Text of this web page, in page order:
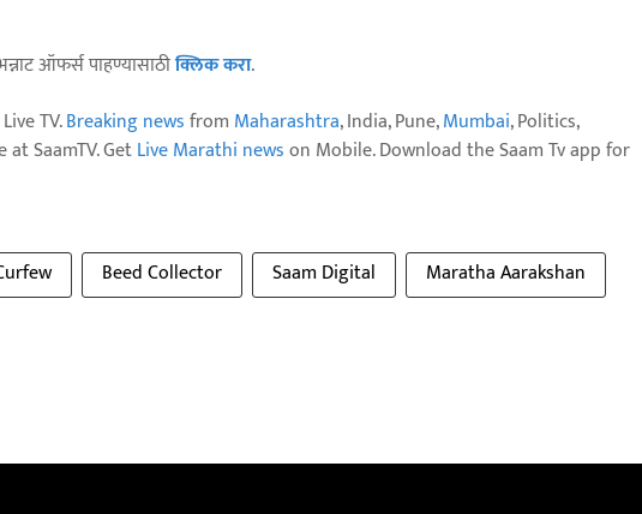
ऑफर्स पाहण्यासाठीक्लिक करा.
TV.Breaking newsfrom Maharashtra, India, Pune,Mumbai, Politics,
SaamTV. GetLive Marathi newson Mobile. Download the Saam Tv app for
Beed Collector Saam Digital
Maratha Aarakshan